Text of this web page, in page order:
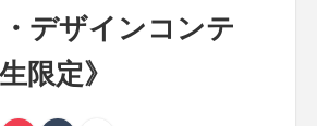
デザインコンテ
限定》